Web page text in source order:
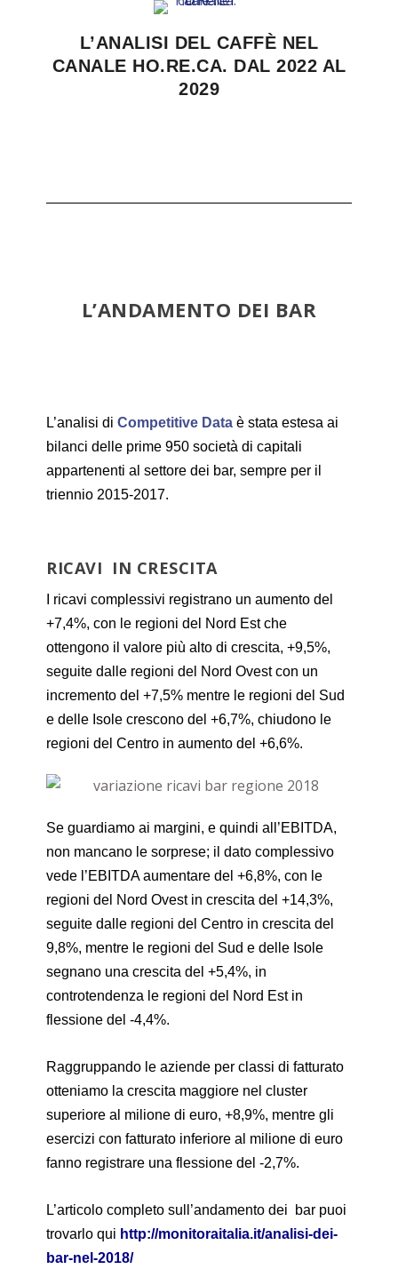
L’ANALISI DEL CAFFÈ NEL
CANALE HO.RE.CA. DAL 2022 AL
2029
L’ANDAMENTO DEI BAR
L’analisi diCompetitive Data è stata estesa ai
bilanci delle prime 950 società di capitali
appartenenti al settore dei bar, sempre per il
triennio 2015-2017.
RICAVI IN CRESCITA
I ricavi complessivi registrano un aumento del
+7,4%, con le regioni del Nord Est che
ottengono il valore più alto di crescita, +9,5%,
seguite dalle regioni del Nord Ovest con un
incremento del +7,5% mentre le regioni del Sud
e delle Isole crescono del +6,7%, chiudono le
regioni del Centro in aumento del +6,6%.
Se guardiamo ai margini, e quindi all’EBITDA,
non mancano le sorprese; il dato complessivo
vede l’EBITDA aumentare del +6,8%, con le
regioni del Nord Ovest in crescita del +14,3%,
seguite dalle regioni del Centro in crescita del
9,8%, mentre le regioni del Sud e delle Isole
segnano una crescita del +5,4%, in
controtendenza le regioni del Nord Est in
flessione del -4,4%.
Raggruppando le aziende per classi di fatturato
otteniamo la crescita maggiore nel cluster
superiore al milione di euro, +8,9%, mentre gli
esercizi con fatturato inferiore al milione di euro
fanno registrare una flessione del -2,7%.
L’articolo completo sull’andamento dei bar puoi
trovarlo qui http://monitoraitalia.it/analisi-dei-
bar-nel-2018/